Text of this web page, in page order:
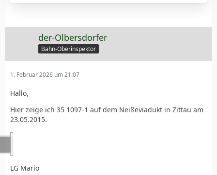
der-Olbersdorfer
Bahn-Oberinspektor
1. Februar 2026 um 21:07
Hallo,
Hier zeige ich 35 1097-1 auf dem Neißeviadukt in Zittau am
23.05.2015.
LG Mario